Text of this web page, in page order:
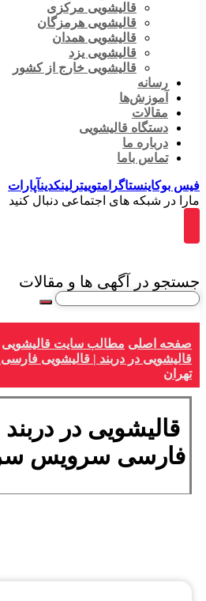
قالیشویی مرکزی
قالیشویی هرمزگان
قالیشویی همدان
قالیشویی یزد
قالیشویی خارج از کشور
رسانه
آموزش‌ها
مقالات
دستگاه قالیشویی
درباره ما
تماس باما
فیس بوکاینستاگرامتوییتر لینکدینآپارات
مارا در شبکه های اجتماعی دنبال کنید
جستجو در آگهی ها و مقالات
صفحه اصلی مطالب سایت قالیشویی
قالیشویی در دربند | قالیشویی
تهران
قالیشویی در
فارسی سرویس